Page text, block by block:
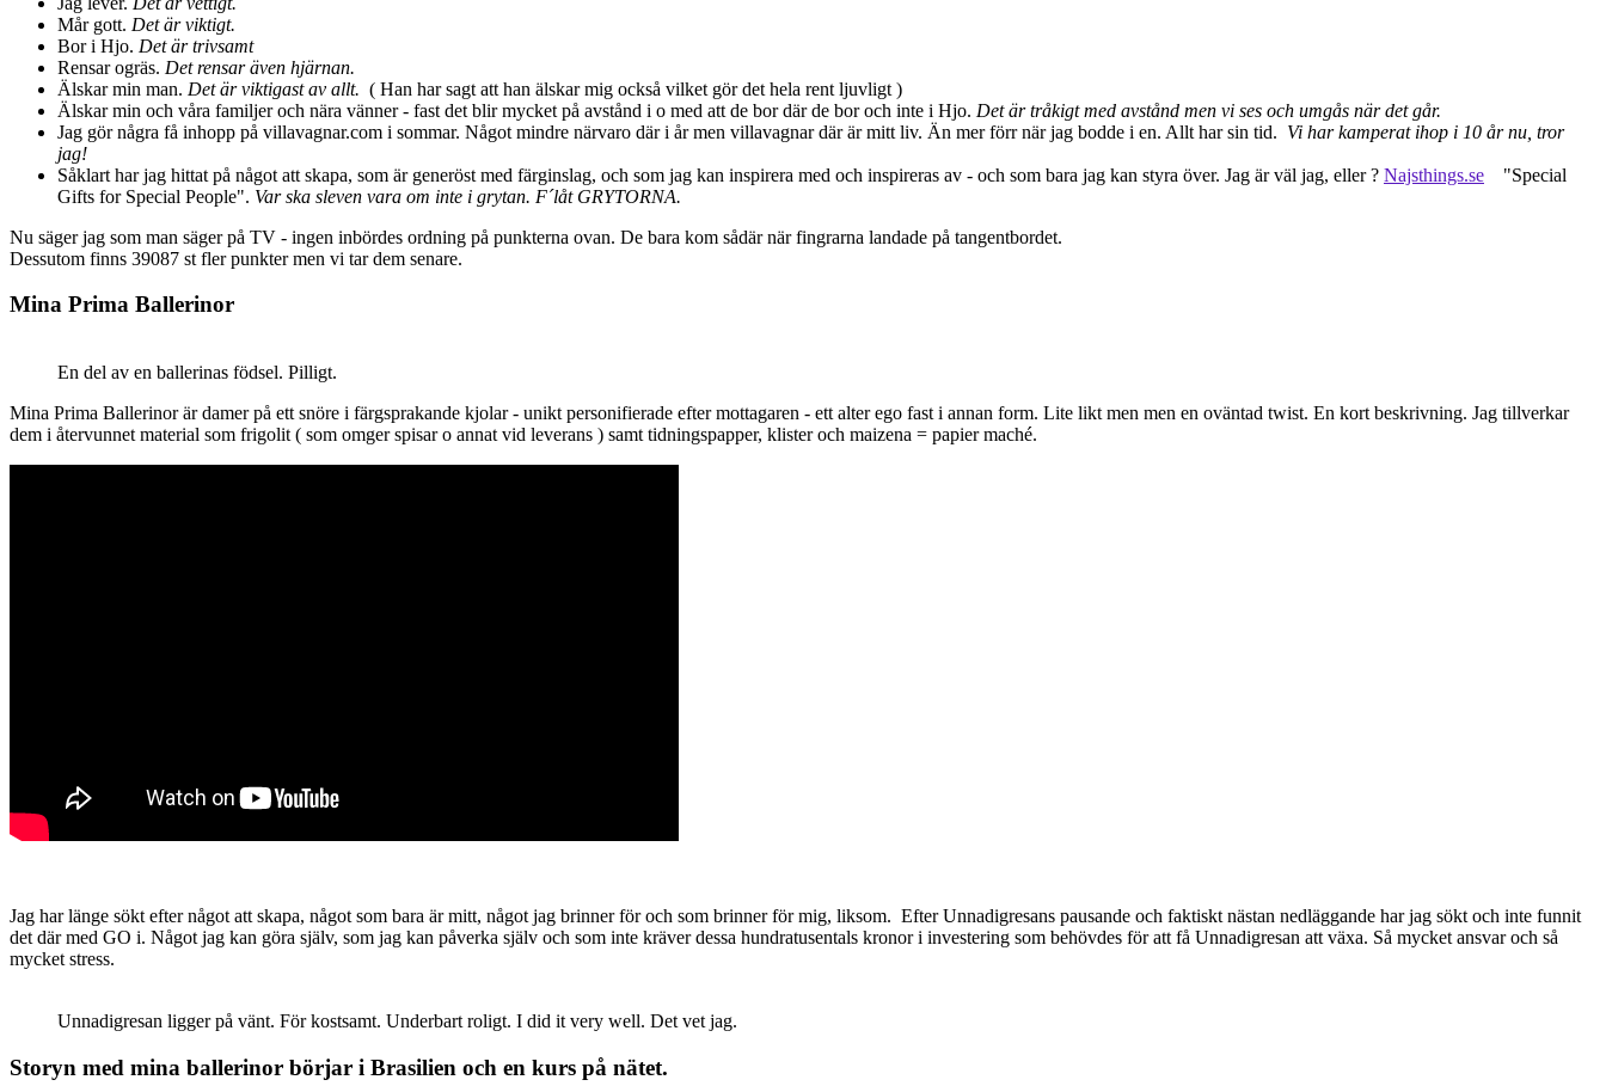
Mår gott. Det är viktigt.
Bor i Hjo. Det är trivsamt
Rensar ogräs. Det rensar även hjärnan.
Älskar min man. Det är viktigast av allt. ( Han har sagt att han älskar mig också vilket gör det hela rent ljuvligt )
Älskar min och våra familjer och nära vänner - fast det blir mycket på avstånd i o med att de bor där de bor och inte i Hjo. Det är tråkigt med avstånd men vi ses och umgås när det går.
Jag gör några få inhopp på villavagnar.com i sommar. Något mindre närvaro där i år men villavagnar där är mitt liv. Än mer förr när jag bodde i en. Allt har sin tid. Vi har kamperat ihop i 10 år nu, tror
jag!
Såklart har jag hittat på något att skapa, som är generöst med färginslag, och som jag kan inspirera med och inspireras av - och som bara jag kan styra över. Jag är väl jag, eller ? Najsthings.se "Special
Gifts for Special People". Var ska sleven vara om inte i grytan. F´låt GRYTORNA.
Nu säger jag som man säger på TV - ingen inbördes ordning på punkterna ovan. De bara kom sådär när fingrarna landade på tangentbordet.
Dessutom finns 39087 st fler punkter men vi tar dem senare.
Mina Prima Ballerinor
En del av en ballerinas födsel. Pilligt.
Mina Prima Ballerinor är damer på ett snöre i färgsprakande kjolar - unikt personifierade efter mottagaren - ett alter ego fast i annan form. Lite likt men men en oväntad twist. En kort beskrivning. Jag tillverkar
dem i återvunnet material som frigolit ( som omger spisar o annat vid leverans ) samt tidningspapper, klister och maizena = papier maché.
Jag har länge sökt efter något att skapa, något som bara är mitt, något jag brinner för och som brinner för mig, liksom. Efter Unnadigresans pausande och faktiskt nästan nedläggande har jag sökt och inte funnit
det där med GO i. Något jag kan göra själv, som jag kan påverka själv och som inte kräver dessa hundratusentals kronor i investering som behövdes för att få Unnadigresan att växa. Så mycket ansvar och så
mycket stress.
Unnadigresan ligger på vänt. För kostsamt. Underbart roligt. I did it very well. Det vet jag.
Storyn med mina ballerinor börjar i Brasilien och en kurs på nätet.